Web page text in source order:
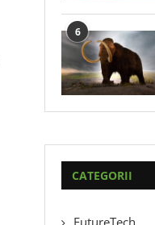
6
CATEGORII
FutureTech